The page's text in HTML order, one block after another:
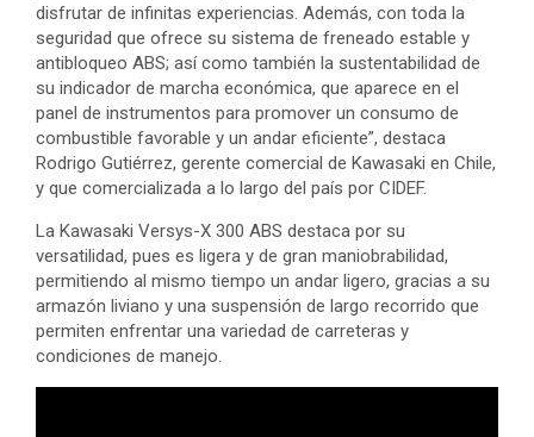
disfrutar de infinitas experiencias. Además, con toda la
seguridad que ofrece su sistema de freneado estable y
antibloqueo ABS; así como también la sustentabilidad de
su indicador de marcha económica, que aparece en el
panel de instrumentos para promover un consumo de
combustible favorable y un andar eficiente”, destaca
Rodrigo Gutiérrez, gerente comercial de Kawasaki en Chile,
y que comercializada a lo largo del país por CIDEF.
La Kawasaki Versys-X 300 ABS destaca por su
versatilidad, pues es ligera y de gran maniobrabilidad,
permitiendo al mismo tiempo un andar ligero, gracias a su
armazón liviano y una suspensión de largo recorrido que
permiten enfrentar una variedad de carreteras y
condiciones de manejo.